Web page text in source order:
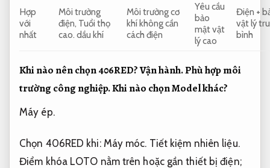
Hợp
với
nhất
Môi trường
điện, Tuổi thọ
cao. dầu khí
Môi trường cơ
khí không cần
cách điện
Yêu cầu
bảo
mật vật
lý cao
Điện +
vật lý
bình
Khi nào nên chọn 406RED?Vận hành.Phù hợp môi
trường công nghiệp.Khi nào chọn Model khác?
Máy ép.
Chọn 406RED khi: Máy móc. Tiết kiệm nhiên liệu.
Điểm khóa LOTO nằm trên hoặc gần thiết bị điện;